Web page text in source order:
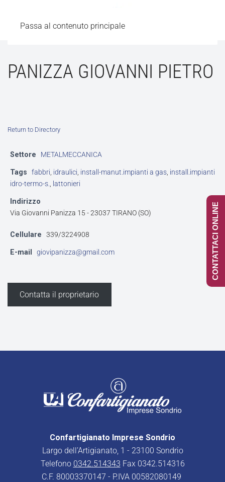
Passa al contenuto principale
PANIZZA GIOVANNI PIETRO
Return to Directory
Settore METALMECCANICA
Tags fabbri, idraulici, install-manut.impianti a gas, install.impianti
idro-termo-s., lattonieri
Indirizzo
Via Giovanni Panizza 15 - 23037 TIRANO (SO)
Cellulare 339/3224908
E-mail giovipanizza@gmail.com
Contatta il proprietario
Confartigianato Imprese Sondrio
Largo dell’Artigianato, 1 - 23100 Sondrio
Telefono 0342.514343 Fax 0342.514316
C.F. 80003370147 - P.IVA 00582080149
CONTATTACI ONLINE